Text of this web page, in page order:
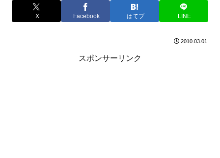
X Facebook はてブ LINE
2010.03.01
スポンサーリンク